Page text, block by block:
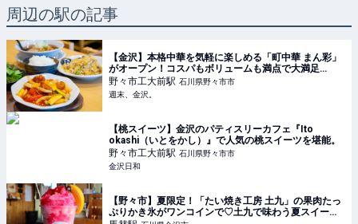
周辺の駅の記事
【金沢】本格中華を気軽に楽しめる「町中華 まん彩」
がオープン！コスパもボリュームも満点で大満足
♪【NEW OPEN】 - 週末、金沢。
野々市工大前駅 石川県野々市市
週末、金沢。
【桃スイーツ】金沢のパティスリーカフェ『Ito
okashi（いとをかし）』で人気の桃スイーツを堪能。
野々市工大前駅 石川県野々市市
金沢日和
【野々市】夏限定！「たい焼き工房 土九」の果肉たっ
ぷりかき氷がワンコインで♡土九で味わう夏スイー